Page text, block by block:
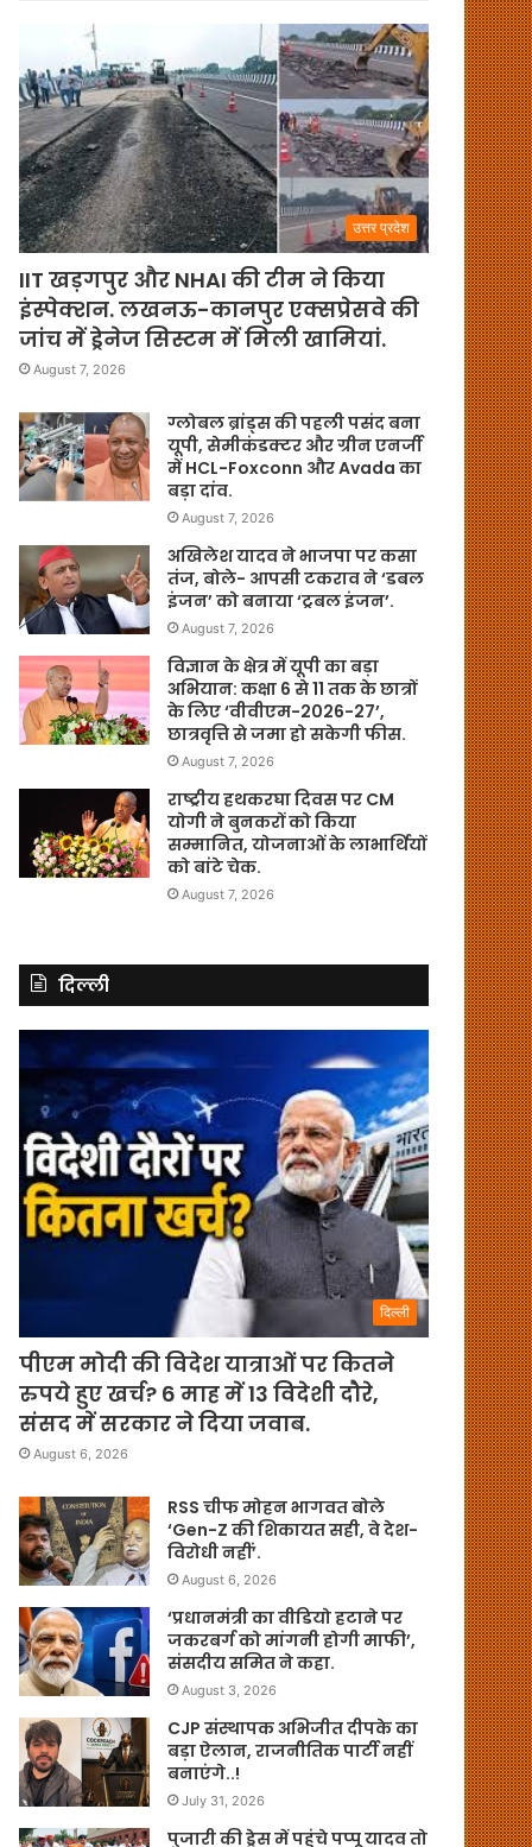
उत्तर प्रदेश
IIT खड़गपुर और NHAI की टीम ने किया
इंस्पेक्शन. लखनऊ-कानपुर एक्सप्रेसवे की
जांच में ड्रेनेज सिस्टम में मिली खामियां.
August 7, 2026
ग्लोबल ब्रांड्स की पहली पसंद बना
यूपी, सेमीकंडक्टर और ग्रीन एनर्जी
में HCL-Foxconn और Avada का
बड़ा दांव.
August 7, 2026
अखिलेश यादव ने भाजपा पर कसा
तंज, बोले- आपसी टकराव ने ‘डबल
इंजन’ को बनाया ‘ट्रबल इंजन’.
August 7, 2026
विज्ञान के क्षेत्र में यूपी का बड़ा
अभियान: कक्षा 6 से 11 तक के छात्रों
के लिए ‘वीवीएम-2026-27’,
छात्रवृत्ति से जमा हो सकेगी फीस.
August 7, 2026
राष्ट्रीय हथकरघा दिवस पर CM
योगी ने बुनकरों को किया
सम्मानित, योजनाओं के लाभार्थियों
को बांटे चेक.
August 7, 2026
दिल्ली
दिल्ली
पीएम मोदी की विदेश यात्राओं पर कितने
रुपये हुए खर्च? 6 माह में 13 विदेशी दौरे,
संसद में सरकार ने दिया जवाब.
August 6, 2026
RSS चीफ मोहन भागवत बोले
‘Gen-Z की शिकायत सही, वे देश-
विरोधी नहीं’.
August 6, 2026
‘प्रधानमंत्री का वीडियो हटाने पर
जकरबर्ग को मांगनी होगी माफी’,
संसदीय समित ने कहा.
August 3, 2026
CJP संस्थापक अभिजीत दीपके का
बड़ा ऐलान, राजनीतिक पार्टी नहीं
बनाएंगे..!
July 31, 2026
पुजारी की ड्रेस में पहुंचे पप्पू यादव तो